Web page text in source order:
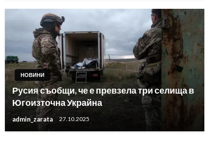
НОВИНИ
Русия съобщи, че е превзела три селища в
Югоизточна Украйна
admin_zarata 27.10.2025